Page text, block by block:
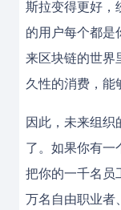
斯拉变得更好，
的用户每个都是
来区块链的世界
久性的消费，能
因此，未来组织
了。如果你有一
把你的一千名员
万名自由职业者